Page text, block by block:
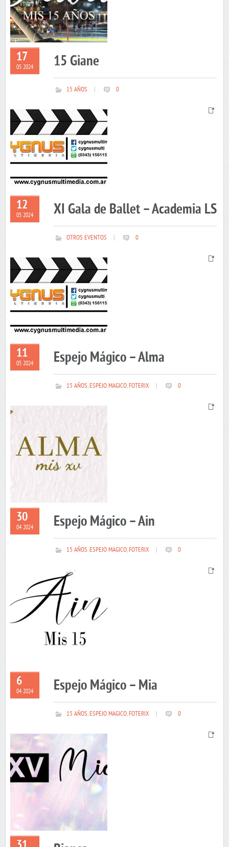
17
05 2024 15 Giane
15 AÑOS 0
12
05 2024 XI Gala de Ballet – Academia LS
OTROS EVENTOS 0
11
05 2024 Espejo Mágico – Alma
15 AÑOS,ESPEJO MAGICO,FOTERIX 0
30
04 2024 Espejo Mágico – Ain
15 AÑOS,ESPEJO MAGICO,FOTERIX 0
6
04 2024 Espejo Mágico – Mia
15 AÑOS,ESPEJO MAGICO,FOTERIX 0